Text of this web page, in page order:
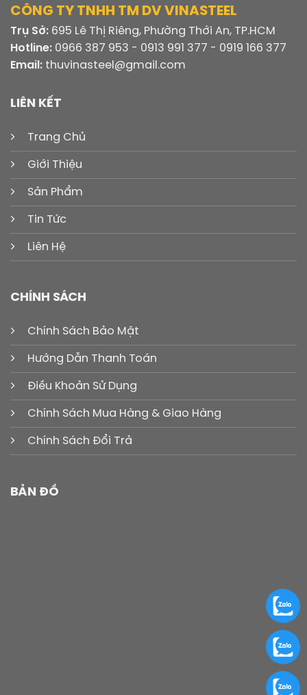
CÔNG TY TNHH TM DV VINASTEEL
Trụ Sở: 695 Lê Thị Riêng, Phường Thới An, TP.HCM
Hotline: 0966 387 953 - 0913 991 377 - 0919 166 377
Email: thuvinasteel@gmail.com
LIÊN KẾT
Trang Chủ
Giới Thiệu
Sản Phẩm
Tin Tức
Liên Hệ
CHÍNH SÁCH
Chính Sách Bảo Mật
Hướng Dẫn Thanh Toán
Điều Khoản Sử Dụng
Chính Sách Mua Hàng & Giao Hàng
Chính Sách Đổi Trả
BẢN ĐỒ